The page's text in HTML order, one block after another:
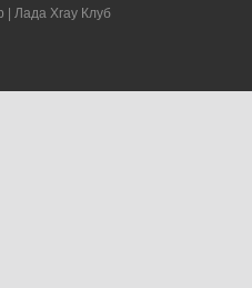
| Лада Xray Клуб